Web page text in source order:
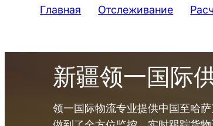
Главная Отслеживание
新疆领一国际
领一国际物流专业提供中国至哈